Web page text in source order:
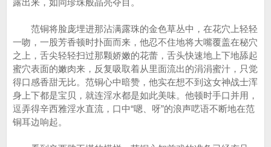
露出来，如同珍珠般晶亮夺目。
范铜将脸庞埋进那沾满露珠的金色草丛中，在花穴上轻轻
一吻，一股芳香顿时扑面而来，他忍不住地将大嘴覆盖在秘穴
之上，舌尖轻轻扫过那颗娇嫩的花蕾，舌头快速地上下地舔起
蜜穴表面的嫩肉来，反复吸取着从里面流出的涓涓蜜汁，只觉
得口感香甜无比。范铜心中暗赞，他实在想不到这女神战士浑
身上下都是宝贝，就连淫水都是如此美味。他顿时手口并用，
逗弄得辛西雅淫水直流，口中“嗯、呀”的浪声呓语不断地在范
铜耳边响起。